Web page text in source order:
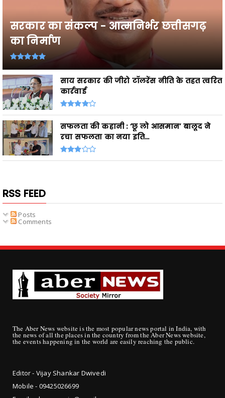
सरकार का संकल्प - आत्मनिर्भर छत्तीसगढ़
का निर्माण
साय सरकार की जीरो टॉलरेंस नीति के तहत त्वरित
कार्रवाई
सफलता की कहानी : ‘छू लो आसमान’ बालूद ने
रचा सफलता का नया इति...
RSS FEED
Posts
Comments
The Aber News website is the most popular news portal in India, with
the news of all the places in the country from the Aber News website,
the events happening in the world are easily reaching the public.
Editor - Vijay Shankar Dwivedi
Mobile - 09425026699